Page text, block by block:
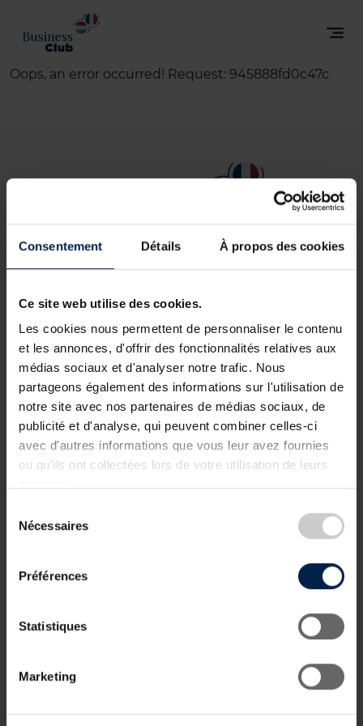
Consentement Détails À propos des cookies
Ce site web utilise des cookies.
Les cookies nous permettent de personnaliser le contenu
et les annonces, d'offrir des fonctionnalités relatives aux
médias sociaux et d'analyser notre trafic. Nous
partageons également des informations sur l'utilisation de
notre site avec nos partenaires de médias sociaux, de
publicité et d'analyse, qui peuvent combiner celles-ci
avec d'autres informations que vous leur avez fournies
ou qu'ils ont collectées lors de votre utilisation de leurs
Nécessaires
Préférences
Statistiques
Marketing
Oops, an error occurred! Request: 945888fd0c47c
33 Avenue Rapp
F-75007 Paris
Tél.: (+33)1 45 55 13 37
Email:contact@bcfl.fr
Pages
Accueil
Agenda
France-Luxembourg